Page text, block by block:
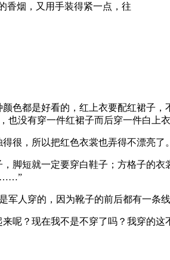
烟，又用手装得紧一点，往
都是好看的，红上衣要配红裙子
也没有穿一件红裙子而后穿一件白
很，所以把红色衣裳也弄得不漂亮了
就一定要穿白鞋子；方格子的衣
……”
人穿的，因为靴子的前后都有一条
？现在我不是不穿了吗？我穿的这